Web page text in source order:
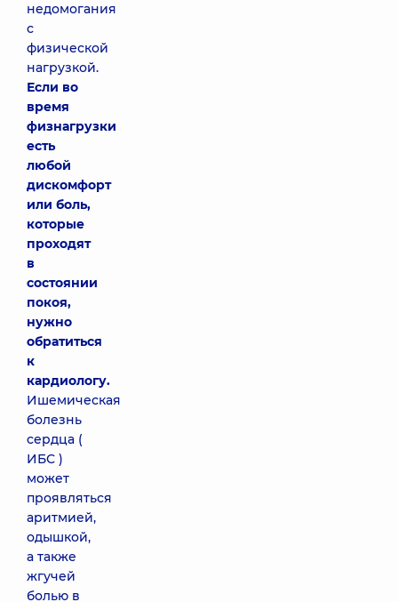
недомогания
с
физической
нагрузкой.
Если во
время
физнагрузки
есть
любой
дискомфорт
или боль,
которые
проходят
в
состоянии
покоя,
нужно
обратиться
к
кардиологу.
Ишемическая
болезнь
сердца (
ИБС )
может
проявляться
аритмией,
одышкой,
а также
жгучей
болью в